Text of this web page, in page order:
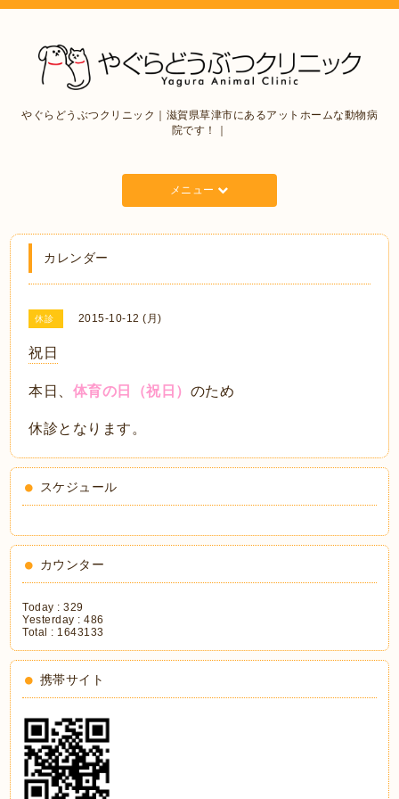
やぐらどうぶつクリニック｜滋賀県草津市にあるアットホームな動物病
院です！｜
メニュー
カレンダー
休診 2015-10-12 (月)
祝日
本日、 体育の日（祝日） のため
休診となります。
スケジュール
カウンター
Today :329
Yesterday :486
Total : 1643133
携帯サイト